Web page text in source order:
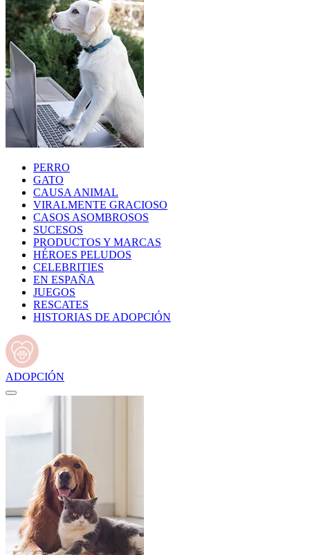
PERRO
GATO
CAUSA ANIMAL
VIRALMENTE GRACIOSO
CASOS ASOMBROSOS
SUCESOS
PRODUCTOS Y MARCAS
HÉROES PELUDOS
CELEBRITIES
EN ESPAÑA
JUEGOS
RESCATES
HISTORIAS DE ADOPCIÓN
ADOPCIÓN